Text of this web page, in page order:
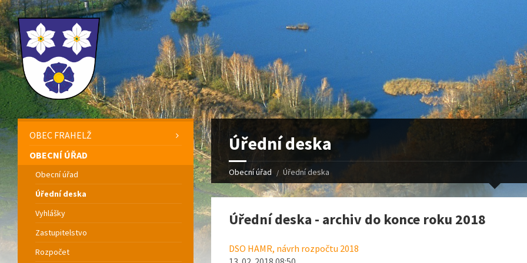
Úřední deska
Obecní úřad Úřední deska
Úřední deska - archiv do konce roku 2018
DSO HAMR, návrh rozpočtu 2018
OBEC FRAHELŽ
OBECNÍ ÚŘAD
Obecní úřad
Úřední deska
Vyhlášky
Zastupitelstvo
Rozpočet